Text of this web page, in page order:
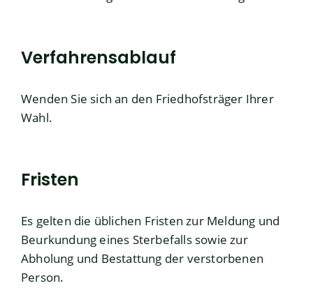
Verfahrensablauf
Wenden Sie sich an den Friedhofsträger Ihrer
Wahl.
Fristen
Es gelten die üblichen Fristen zur Meldung und
Beurkundung eines Sterbefalls sowie zur
Abholung und Bestattung der verstorbenen
Person.